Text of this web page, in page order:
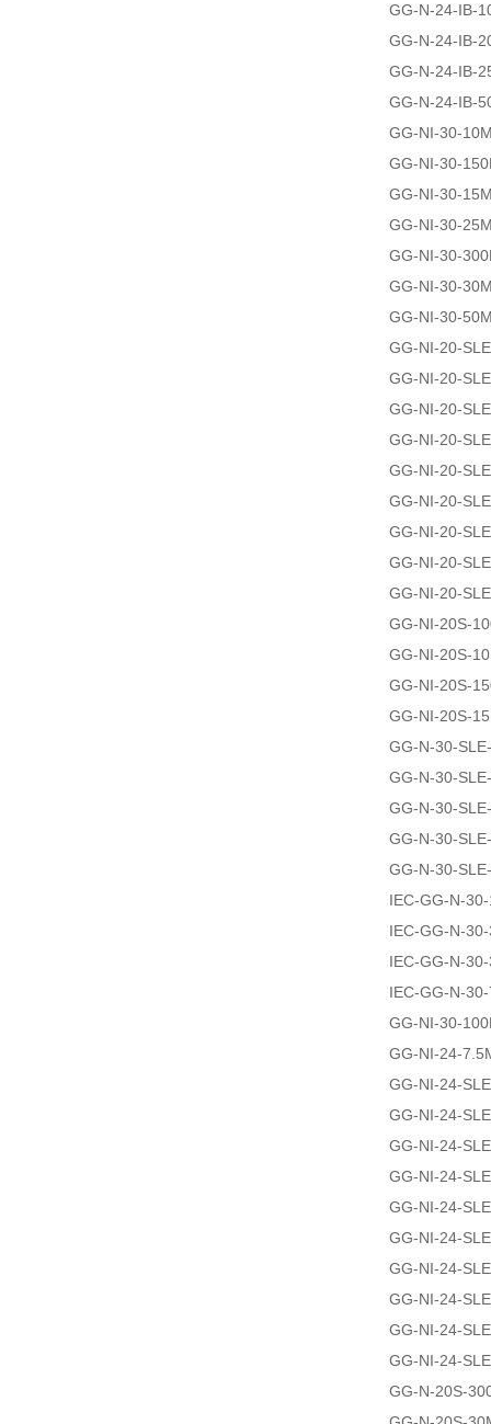
GG-N-24-IB-
GG-N-24-IB-
GG-N-24-IB-
GG-N-24-IB-
GG-NI-30-
GG-NI-30-
GG-NI-30-
GG-NI-30-
GG-NI-30-
GG-NI-30-
GG-NI-30-
GG-NI-20-
GG-NI-20-
GG-NI-20-
GG-NI-20-
GG-NI-20-
GG-NI-20-
GG-NI-20-
GG-NI-20-
GG-NI-20-
GG-NI-20S-
GG-NI-20S-
GG-NI-20S-
GG-NI-20S-
GG-N-30-
GG-N-30-
GG-N-30-
GG-N-30-
GG-N-30-
IEC-GG-N-
IEC-GG-N-
IEC-GG-N-
IEC-GG-N-
GG-NI-30-
GG-NI-24-
GG-NI-24-
GG-NI-24-
GG-NI-24-
GG-NI-24-
GG-NI-24-
GG-NI-24-
GG-NI-24-
GG-NI-24-
GG-NI-24-
GG-NI-24-
GG-N-20S-